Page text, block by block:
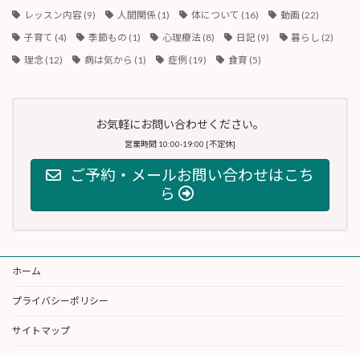
レッスン内容(9) 人間関係(1) 体について (16) 動画 (22)
子育て (4) 季節もの (1) 心理療法 (8) 日記 (9) 暮らし (2)
理念(12) 病は気から (1) 症例 (19) 食育 (5)
お気軽にお問い合わせください。
営業時間 10:00-19:00 [不定休]
ご予約・メールお問い合わせはこち
ら
ホーム
プライバシーポリシー
サイトマップ